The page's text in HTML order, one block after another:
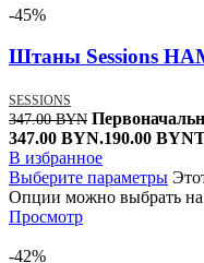
-45%
Штаны Sessions
SESSIONS
347.00BYN
347.00 BYN.190.00 BYN
В избранное
Выберите параметры
Опции можно выбрать на
Просмотр
-42%